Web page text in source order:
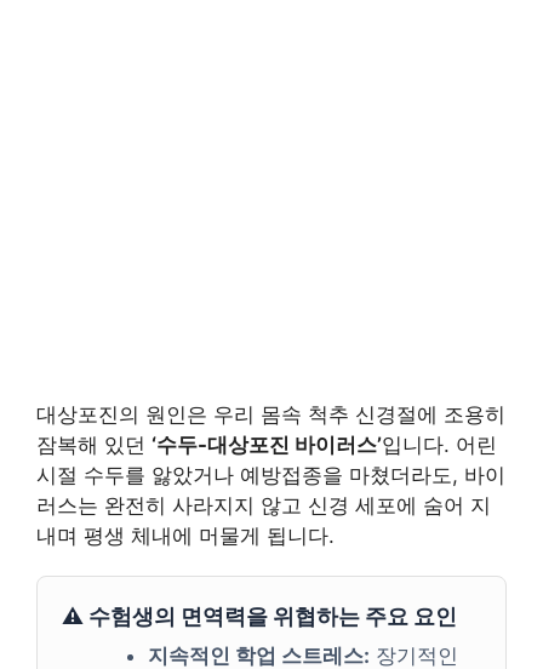
대상포진의 원인은 우리 몸속 척추 신경절에 조용히
잠복해 있던 ‘수두-대상포진 바이러스’입니다. 어린
시절 수두를 앓았거나 예방접종을 마쳤더라도, 바이
러스는 완전히 사라지지 않고 신경 세포에 숨어 지
내며 평생 체내에 머물게 됩니다.
⚠️ 수험생의 면역력을 위협하는 주요 요인
지속적인 학업 스트레스: 장기적인